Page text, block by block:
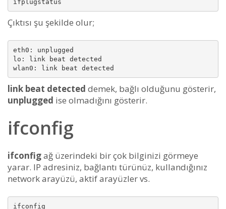
Çıktısı şu şekilde olur;
eth0: unplugged
lo: link beat detected
link beat detected demek, bağlı olduğunu gösterir,
unplugged ise olmadığını gösterir.
ifconfig
ifconfigağ üzerindeki bir çok bilginizi görmeye
yarar. IP adresiniz, bağlantı türünüz, kullandığınız
network arayüzü, aktif arayüzler vs.